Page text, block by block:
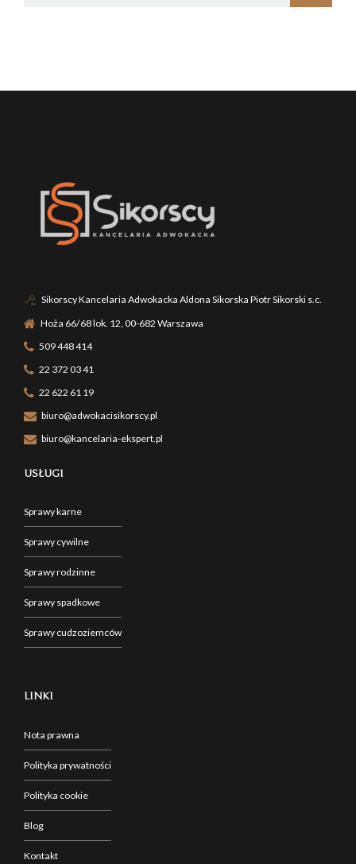
Sikorscy Kancelaria Adwokacka Aldona Sikorska Piotr Sikorski s.c.
Hoża 66/68 lok. 12, 00-682 Warszawa
509 448 414
22 372 03 41
22 622 61 19
biuro@adwokacisikorscy.pl
biuro@kancelaria-ekspert.pl
USŁUGI
Sprawy karne
Sprawy cywilne
Sprawy rodzinne
Sprawy spadkowe
Sprawy cudzoziemców
LINKI
Nota prawna
Polityka prywatności
Polityka cookie
Blog
Kontakt